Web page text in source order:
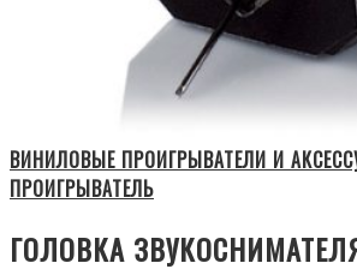
ВИНИЛОВЫЕ ПРОИГРЫВАТЕЛИ И
ПРОИГРЫВАТЕЛЬ
ГОЛОВКА ЗВУКОСНИМАТЕЛЯ